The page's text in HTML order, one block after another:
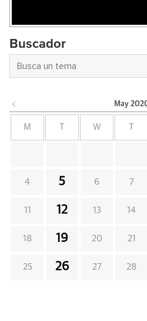
Buscador
May
M W
4 5 6 7
11 12 13 14
18 19 20 21
25 26 27 28